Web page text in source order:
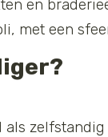
en
met een
als